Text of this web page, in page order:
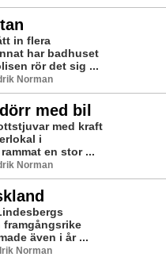
in flera
har badhuset
rör det sig ...
Norman
med bil
med kraft
i
en stor ...
Norman
även i år ...
Norman